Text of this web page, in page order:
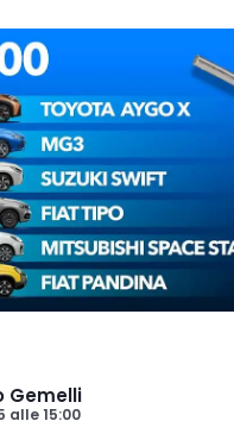
Gemelli
alle15:00